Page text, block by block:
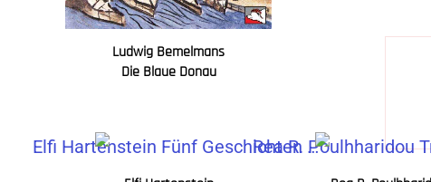
Ludwig Bemelmans
Die Blaue Donau